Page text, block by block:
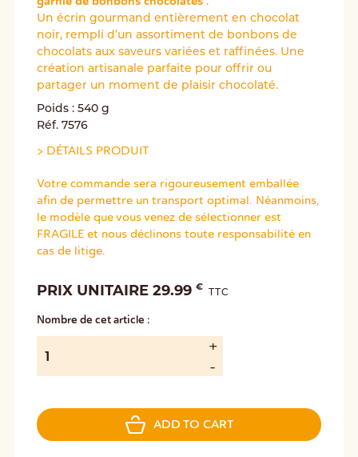
Un écrin gourmand entièrement en chocolat
noir, rempli d’un assortiment de bonbons de
chocolats aux saveurs variées et raffinées. Une
création artisanale parfaite pour offrir ou
partager un moment de plaisir chocolaté.
Poids : 540 g
Réf. 7576
>DÉTAILS PRODUIT
Votre commande sera rigoureusement emballée
afin de permettre un transport optimal. Néanmoins,
le modèle que vous venez de sélectionner est
FRAGILE et nous déclinons toute responsabilité en
cas de litige.
PRIX UNITAIRE 29.99 €
TTC
Nombre de cet article :
ADD TO CART